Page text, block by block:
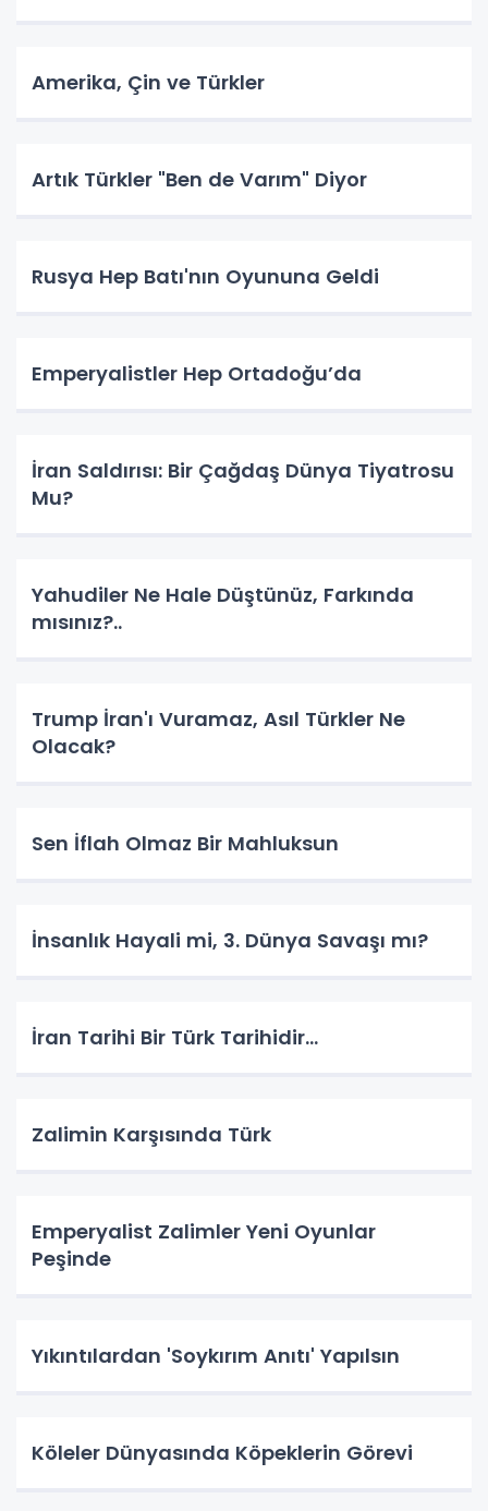
Amerika, Çin ve Türkler
Artık Türkler "Ben de Varım" Diyor
Rusya Hep Batı'nın Oyununa Geldi
Emperyalistler Hep Ortadoğu’da
İran Saldırısı: Bir Çağdaş Dünya Tiyatrosu
Mu?
Yahudiler Ne Hale Düştünüz, Farkında
mısınız?..
Trump İran'ı Vuramaz, Asıl Türkler Ne
Olacak?
Sen İflah Olmaz Bir Mahluksun
İnsanlık Hayali mi, 3. Dünya Savaşı mı?
İran Tarihi Bir Türk Tarihidir...
Zalimin Karşısında Türk
Emperyalist Zalimler Yeni Oyunlar
Peşinde
Yıkıntılardan 'Soykırım Anıtı' Yapılsın
Köleler Dünyasında Köpeklerin Görevi